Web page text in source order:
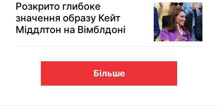
Розкрито глибоке
значення образу Кейт
Міддлтон на Вімблдоні
Більше